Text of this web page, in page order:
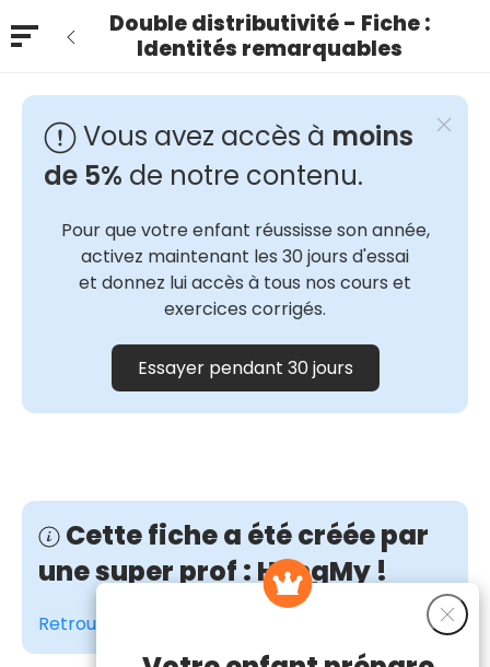
Double distributivité - Fiche :
Identités remarquables
Vous avez accès à moins
de 5% de notre contenu.
Pour que votre enfant réussisse son année,
activez maintenant les 30 jours d'essai
et donnez lui accès à tous nos cours et
exercices corrigés.
Essayer pendant 30 jours
Cette fiche a été créée par
une super prof : HongMy !
Retrouve-la sur